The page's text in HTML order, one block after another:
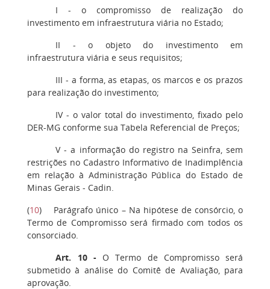
I - o compromisso de realização do
investimento em infraestrutura viária no Estado;
II - o objeto do investimento em
infraestrutura viária e seus requisitos;
III - a forma, as etapas, os marcos e os prazos
para realização do investimento;
IV - o valor total do investimento, fixado pelo
DER-MG conforme sua Tabela Referencial de Preços;
V - a informação do registro na Seinfra, sem
restrições no Cadastro Informativo de Inadimplência
em relação à Administração Pública do Estado de
Minas Gerais - Cadin.
(10) Parágrafo único – Na hipótese de consórcio, o
Termo de Compromisso será firmado com todos os
consorciado.
Art. 10 - O Termo de Compromisso será
submetido à análise do Comitê de Avaliação, para
aprovação.